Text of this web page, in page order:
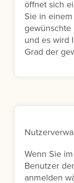
öffnet sich
Sie in
gewünschte
und es wird
Grad der
Wenn Sie
Benutzer
anmelden